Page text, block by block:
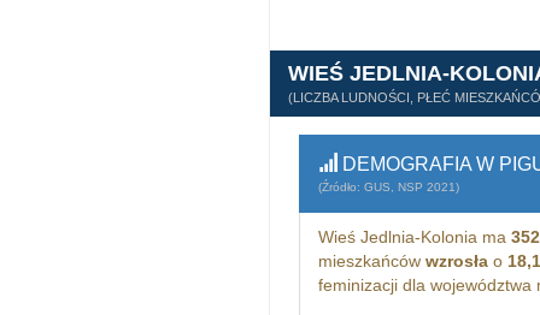
WIEŚ JEDLNIA-
(LICZBA LUDNOŚCI, PŁEĆ
DEMOGRAFIA W
(Źródło: GUS, NSP 2021)
Wieś Jedlnia-Kolonia ma 352
mieszkańców wzrosłao
feminizacji dla województwa